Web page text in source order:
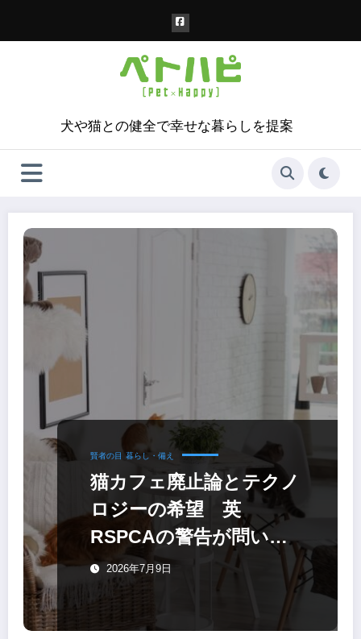
犬や猫との健全で幸せな暮らしを提案
賢者の目 暮らし・備え
猫カフェ廃止論とテクノ
ロジーの希望 英
RSPCAの警告が問いか
ける「ふれあい」の未来
2026年7月9日